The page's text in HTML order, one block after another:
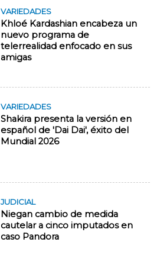
VARIEDADES
Khloé Kardashian encabeza un
nuevo programa de
telerrealidad enfocado en sus
amigas
VARIEDADES
Shakira presenta la versión en
español de 'Dai Dai', éxito del
Mundial 2026
JUDICIAL
Niegan cambio de medida
cautelar a cinco imputados en
caso Pandora